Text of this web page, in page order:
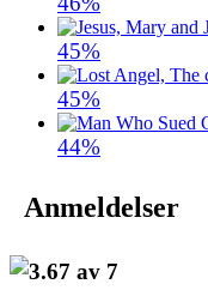
45%
45%
44%
Anmeldelser